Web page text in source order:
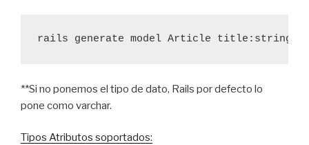
rails generate model Article title:string
**Si no ponemos el tipo de dato, Rails por defecto lo
pone como varchar.
Tipos Atributos soportados: